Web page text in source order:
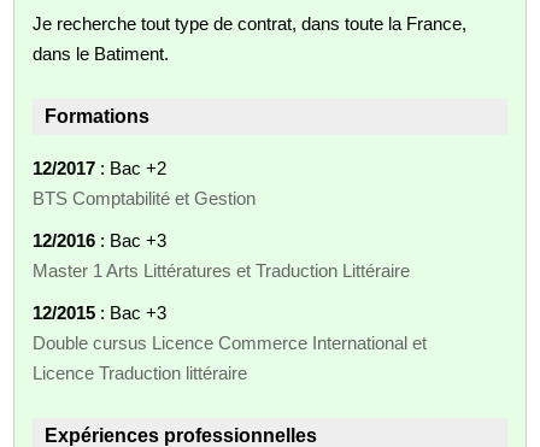
Je recherche tout type de contrat, dans toute la France,
dans le Batiment.
Formations
12/2017 : Bac +2
BTS Comptabilité et Gestion
12/2016 : Bac +3
Master 1 Arts Littératures et Traduction Littéraire
12/2015 : Bac +3
Double cursus Licence Commerce International et
Licence Traduction littéraire
Expériences professionnelles